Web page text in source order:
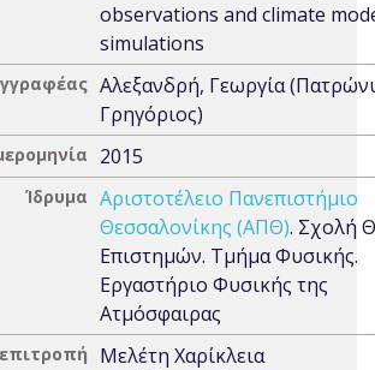
observations and climate
simulations
Αλεξανδρή, Γεωργία
Γρηγόριος)
2015
Ίδρυμα Αριστοτέλειο Πανεπιστήμιο
Θεσσαλονίκης (ΑΠΘ). Σχολή
Επιστημών. Τμήμα Φυσικής.
Εργαστήριο Φυσικής της
Ατμόσφαιρας
Μελέτη Χαρίκλεια